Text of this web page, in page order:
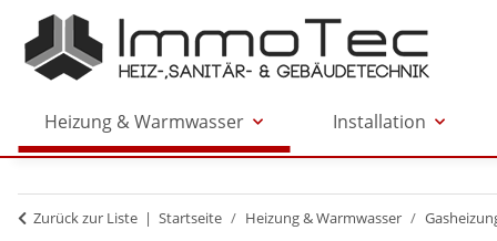
Heizung & Warmwasser Installation
Zurück zur Liste Startseite Heizung & Warmwasser